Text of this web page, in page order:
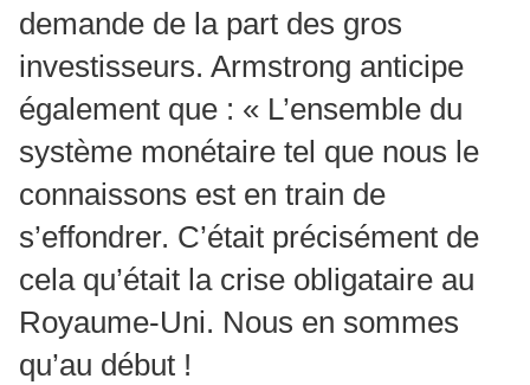
demande de la part des gros
investisseurs. Armstrong anticipe
également que : « L’ensemble du
système monétaire tel que nous le
connaissons est en train de
s’effondrer. C’était précisément de
cela qu’était la crise obligataire au
Royaume-Uni. Nous en sommes
qu’au début !